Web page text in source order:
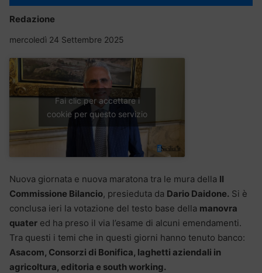
Redazione
mercoledì 24 Settembre 2025
Fai clic per accettare i
cookie per questo servizio
Nuova giornata e nuova maratona tra le mura della II
Commissione Bilancio, presieduta da Dario Daidone. Si è
conclusa ieri la votazione del testo base della manovra
quater ed ha preso il via l’esame di alcuni emendamenti.
Tra questi i temi che in questi giorni hanno tenuto banco:
Asacom, Consorzi di Bonifica, laghetti aziendali in
agricoltura, editoria e south working.